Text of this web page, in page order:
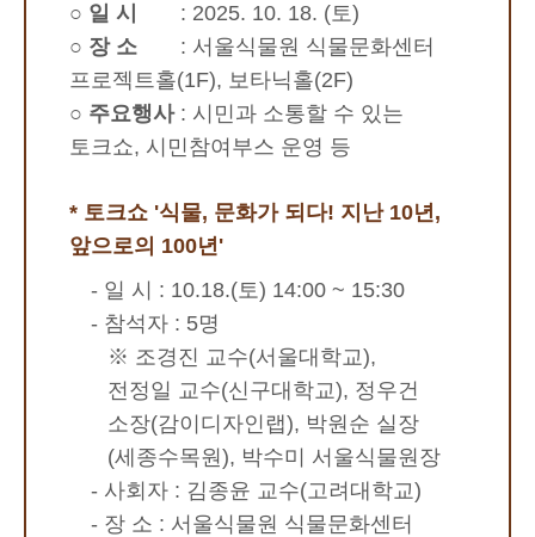
○ 일 시 : 2025. 10. 18. (토)
○ 장 소 : 서울식물원 식물문화센터
프로젝트홀(1F), 보타닉홀(2F)
○ 주요행사: 시민과 소통할 수 있는
토크쇼, 시민참여부스 운영 등
* 토크쇼 '식물, 문화가 되다! 지난 10년,
앞으로의 100년'
- 일 시 : 10.18.(토) 14:00 ~ 15:30
- 참석자 : 5명
※ 조경진 교수(서울대학교),
전정일 교수(신구대학교), 정우건
소장(감이디자인랩), 박원순 실장
(세종수목원), 박수미 서울식물원장
- 사회자 : 김종윤 교수(고려대학교)
- 장 소 : 서울식물원 식물문화센터